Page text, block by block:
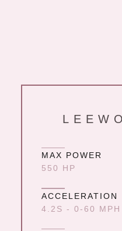
MAX POWER
550 HP
ACCELERATION
4.2S - 0-60 MPH